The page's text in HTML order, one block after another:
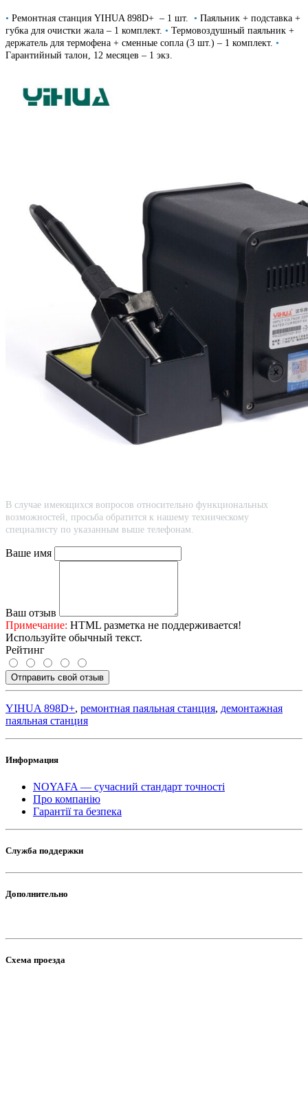
• Ремонтная станция YIHUA 898D+ – 1 шт. • Паяльник + подставка +
губка для очистки жала – 1 комплект. • Термовоздушный паяльник +
держатель для термофена + сменные сопла (3 шт.) – 1 комплект. •
Гарантийный талон, 12 месяцев – 1 экз.
В случае имеющихся вопросов относительно функциональных
возможностей, просьба обратится к нашему техническому
специалисту по указанным выше телефонам.
Ваше имя
Ваш отзыв
Примечание: HTML разметка не поддерживается!
Используйте обычный текст.
Рейтинг
Отправить свой отзыв
YIHUA 898D+, ремонтная паяльная станция, демонтажная
паяльная станция
Информация
NOYAFA — сучасний стандарт точності
Про компанію
Гарантії та безпека
Служба поддержки
Дополнительно
Схема проезда